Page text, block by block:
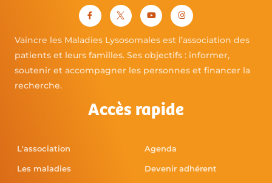
Vaincre les Maladies Lysosomales est l’association des
patients et leurs familles. Ses objectifs : informer,
soutenir et accompagner les personnes et financer la
recherche.
Accès rapide
L'association
Les maladies
Agenda
Devenir adhérent